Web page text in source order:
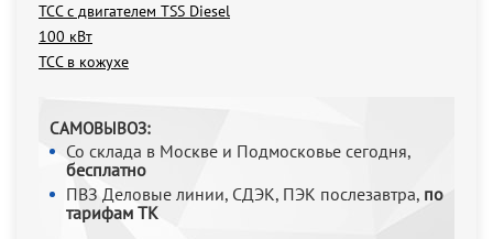
ТСС с двигателем TSS Diesel
100 кВт
ТСС в кожухе
САМОВЫВОЗ:
Со склада в Москве и Подмосковье сегодня,
бесплатно
ПВЗ Деловые линии, СДЭК, ПЭК послезавтра, по
тарифам ТК